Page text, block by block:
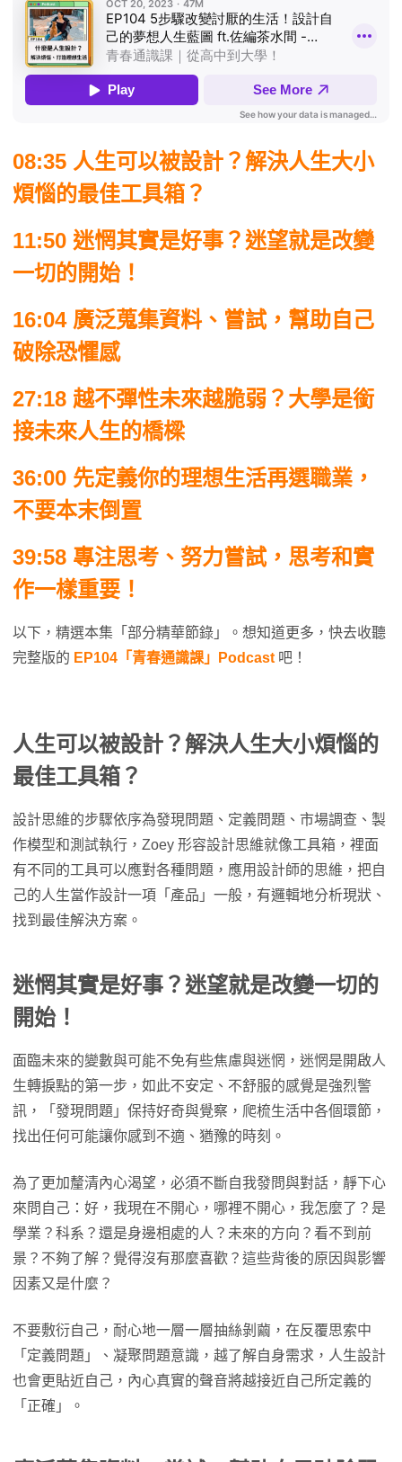
08:35 人生可以被設計？解決人生大小
煩惱的最佳工具箱？
11:50 迷惘其實是好事？迷望就是改變
一切的開始！
16:04 廣泛蒐集資料、嘗試，幫助自己
破除恐懼感
27:18 越不彈性未來越脆弱？大學是銜
接未來人生的橋樑
36:00 先定義你的理想生活再選職業，
不要本末倒置
39:58 專注思考、努力嘗試，思考和實
作一樣重要！
以下，精選本集「部分精華節錄」。想知道更多，快去收聽
完整版的 EP104「青春通識課」Podcast吧！
人生可以被設計？解決人生大小煩惱的
最佳工具箱？
設計思維的步驟依序為發現問題、定義問題、市場調查、製
作模型和測試執行，Zoey 形容設計思維就像工具箱，裡面
有不同的工具可以應對各種問題，應用設計師的思維，把自
己的人生當作設計一項「產品」一般，有邏輯地分析現狀、
找到最佳解決方案。
迷惘其實是好事？迷望就是改變一切的
開始！
面臨未來的變數與可能不免有些焦慮與迷惘，迷惘是開啟人
生轉捩點的第一步，如此不安定、不舒服的感覺是強烈警
訊，「發現問題」保持好奇與覺察，爬梳生活中各個環節，
找出任何可能讓你感到不適、猶豫的時刻。
為了更加釐清內心渴望，必須不斷自我發問與對話，靜下心
來問自己：好，我現在不開心，哪裡不開心，我怎麼了？是
學業？科系？還是身邊相處的人？未來的方向？看不到前
景？不夠了解？覺得沒有那麼喜歡？這些背後的原因與影響
因素又是什麼？
不要敷衍自己，耐心地一層一層抽絲剝繭，在反覆思索中
「定義問題」、凝聚問題意識，越了解自身需求，人生設計
也會更貼近自己，內心真實的聲音將越接近自己所定義的
「正確」。